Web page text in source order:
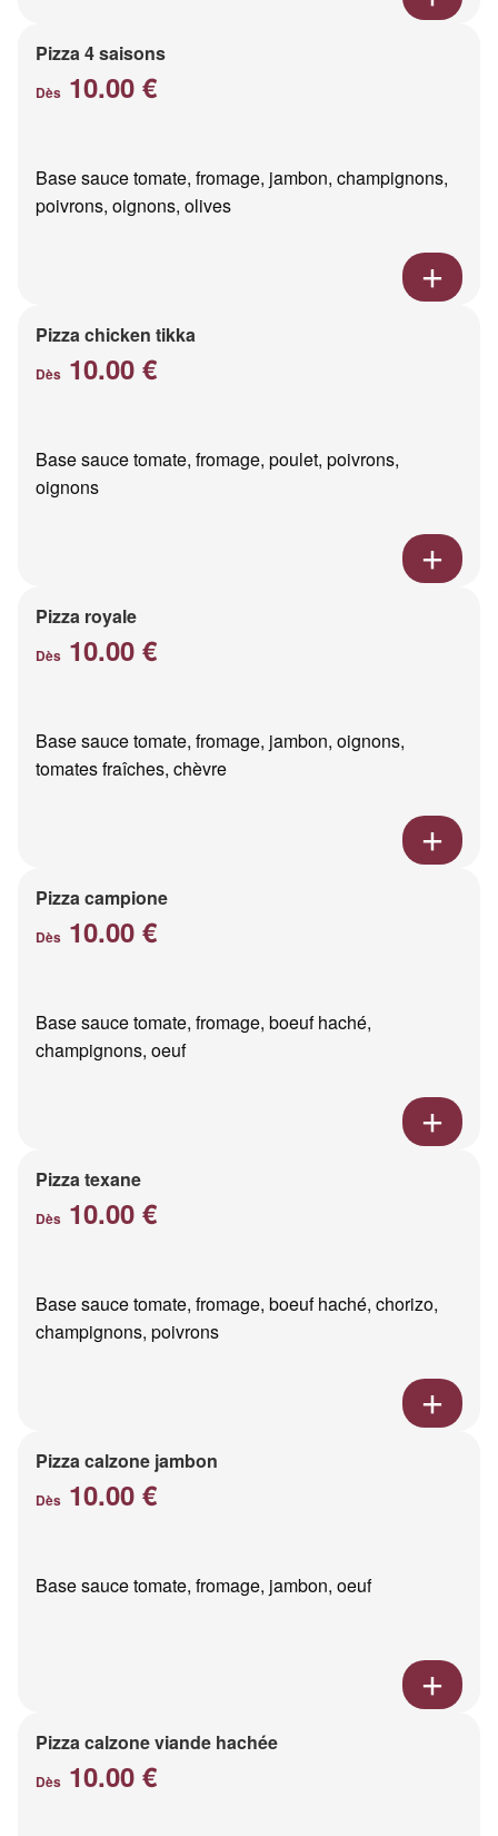
Pizza 4 saisons
Dès 10.00 €
Base sauce tomate, fromage, jambon, champignons,
poivrons, oignons, olives
Pizza chicken tikka
Dès 10.00 €
Base sauce tomate, fromage, poulet, poivrons,
oignons
Pizza royale
Dès 10.00 €
Base sauce tomate, fromage, jambon, oignons,
tomates fraîches, chèvre
Pizza campione
Dès 10.00 €
Base sauce tomate, fromage, boeuf haché,
champignons, oeuf
Pizza texane
Dès 10.00 €
Base sauce tomate, fromage, boeuf haché, chorizo,
champignons, poivrons
Pizza calzone jambon
Dès 10.00 €
Base sauce tomate, fromage, jambon, oeuf
Pizza calzone viande hachée
Dès 10.00 €